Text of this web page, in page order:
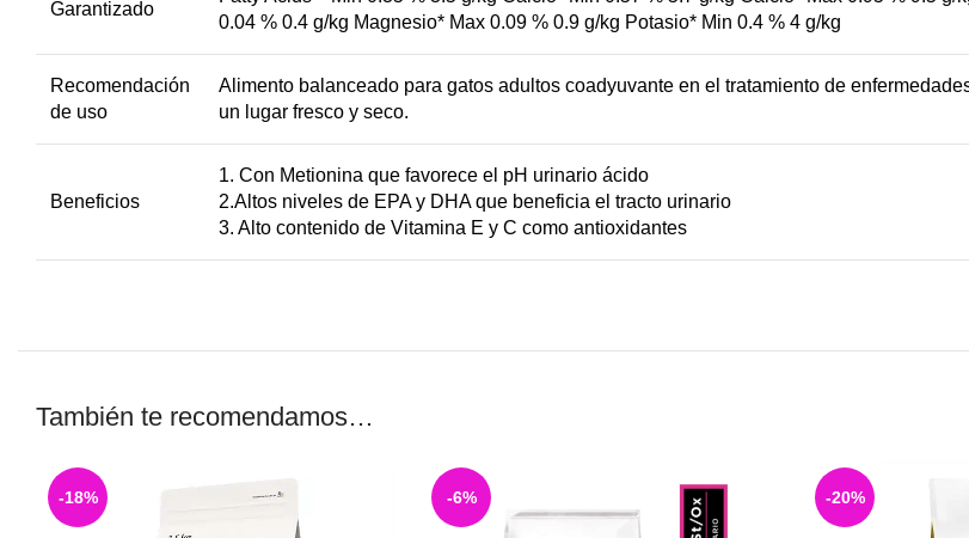
Garantizado
0.04 % 0.4 g/kg Magnesio* Max 0.09 % 0.9 g/kg Potasio* Min 0.4 % 4 g/kg
Recomendación
de uso
Alimento balanceado para gatos adultos coadyuvante en el tratamiento de
un lugar fresco y seco.
Beneficios
1. Con Metionina que favorece el pH urinario ácido
2.Altos niveles de EPA y DHA que beneficia el tracto urinario
3. Alto contenido de Vitamina E y C como antioxidantes
También te recomendamos…
-18% -6% -20%